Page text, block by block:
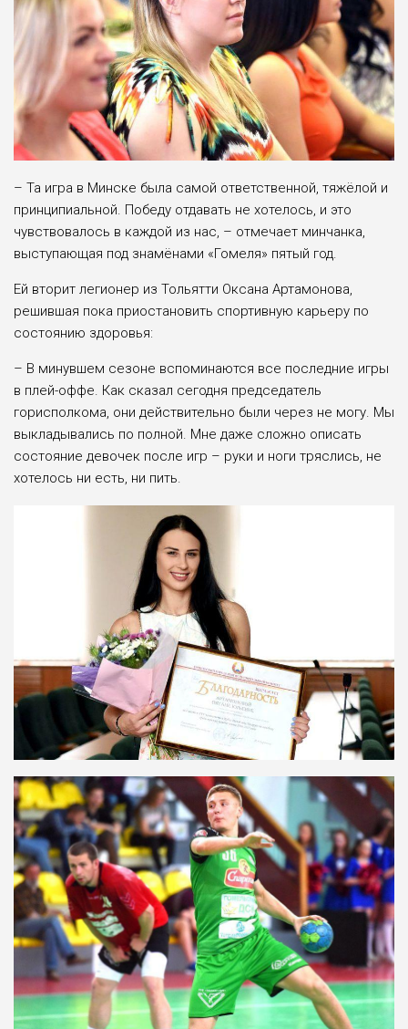
– Та игра в Минске была самой ответственной, тяжёлой и
принципиальной. Победу отдавать не хотелось, и это
чувствовалось в каждой из нас, – отмечает минчанка,
выступающая под знамёнами «Гомеля» пятый год.
Ей вторит легионер из Тольятти Оксана Артамонова,
решившая пока приостановить спортивную карьеру по
состоянию здоровья:
– В минувшем сезоне вспоминаются все последние игры
в плей-оффе. Как сказал сегодня председатель
горисполкома, они действительно были через не могу. Мы
выкладывались по полной. Мне даже сложно описать
состояние девочек после игр – руки и ноги тряслись, не
хотелось ни есть, ни пить.